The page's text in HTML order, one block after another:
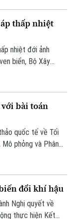
là công trình giao
tế - xã hội và
vùng.
thấp nhiệt
nhiệt đới ảnh
biển, Bộ Xây
trì trực ban 24/24h
với bài toán
quốc tế về Tối
Mô phỏng và Phân
nước, quốc tế
pháp đưa kết quả
những bài toán
đổi khí hậu
Nghị quyết về
thực hiện Kết